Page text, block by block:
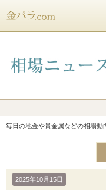
毎日の地金や貴金属などの相場動
2025年10月15日